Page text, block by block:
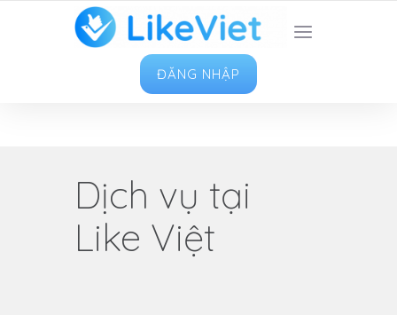
TOP 1 ỨNG DỤNG TĂNG LIKE HAY NHẤT VIỆT
NAM
ĐĂNG NHẬP
Dịch vụ tại
Like Việt